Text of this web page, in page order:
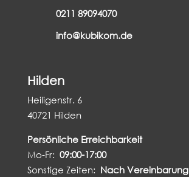
0211 89094070
info@kubikom.de
Hilden
Heiligenstr. 6
40721 Hilden
Persönliche Erreichbarkeit
Mo-Fr: 09:00-17:00
Sonstige Zeiten: Nach Vereinbarung